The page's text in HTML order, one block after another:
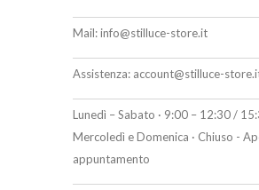
Mail:info@stilluce-store.it
Assistenza: account@stilluce-
Lunedì – Sabato · 9:00 – 12:30 /
Mercoledì e Domenica · Chiuso -
appuntamento